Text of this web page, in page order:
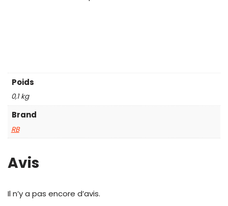
Poids
0,1 kg
Brand
RB
Avis
Il n’y a pas encore d’avis.